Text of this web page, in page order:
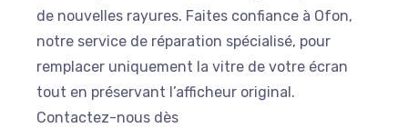
de nouvelles rayures. Faites confiance à Ofon,
notre service de réparation spécialisé, pour
remplacer uniquement la vitre de votre écran
tout en préservant l’afficheur original.
Contactez-nous dès